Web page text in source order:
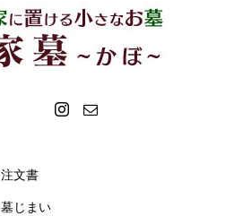
注文書
墓じまい